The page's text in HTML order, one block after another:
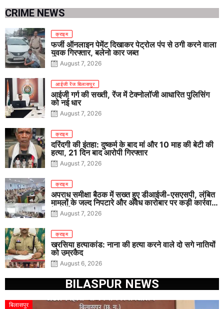
CRIME NEWS
क्राइम
फर्जी ऑनलाइन पेमेंट दिखाकर पेट्रोल पंप से ठगी करने वाला
युवक गिरफ्तार, बलेनो कार जब्त
August 7, 2026
आईजी रेंज बिलासपुर
आईजी गर्ग की सख्ती, रेंज में टेक्नोलॉजी आधारित पुलिसिंग
को नई धार
August 7, 2026
क्राइम
दरिंदगी की इंतहा: दुष्कर्म के बाद मां और 10 माह की बेटी की
हत्या, 21 दिन बाद आरोपी गिरफ्तार
August 7, 2026
क्राइम
अपराध समीक्षा बैठक में सख्त हुए डीआईजी-एसएसपी, लंबित
मामलों के जल्द निपटारे और अवैध कारोबार पर कड़ी कार्रवाई
के निर्देश
August 7, 2026
क्राइम
खरसिया हत्याकांड: नाना की हत्या करने वाले दो सगे नातियों
को उम्रकैद
August 6, 2026
BILASPUR NEWS
बिलासपुर